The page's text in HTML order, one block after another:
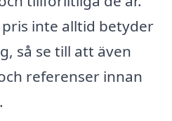
inte alltid betyder
så se till att även
referenser innan